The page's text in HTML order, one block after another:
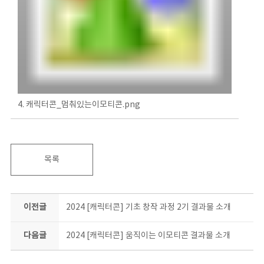
4. 캐릭터콘_멈춰있는이모티콘.png
목록
이전글 2024 [캐릭터콘] 기초 창작 과정 2기 결과물 소개
다음글 2024 [캐릭터콘] 움직이는 이모티콘 결과물 소개